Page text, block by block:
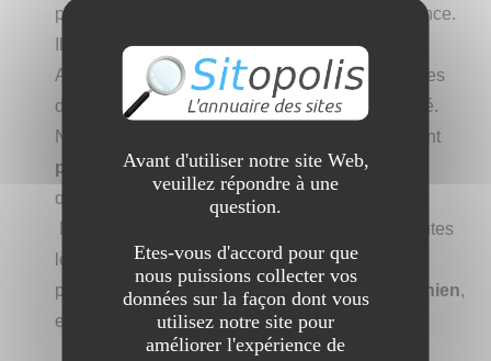
promet de vous servir avec respect et bienveillance.
Il est extrêmement facile de nous joindre.
Avec bonchiot.com, finies les mauvaises surprises
d'accessoires mal ajustés et de mauvaise qualité.
Nos produits rendront vos balades agréables, tant
pour
le propriétaire que pourson compagnon à
quatre pattes.
Nous sommes fiers de notre aptitude à gérer toutes
les commandes avec attention et célérité. Notre
priorité,c'est le bien-être et la sécurité de votre
chien,
en tout temps et en tout lieu.
Avant d'utiliser notre site Web,
veuillez répondre à une
question.
Etes-vous d'accord pour que
nous puissions collecter vos
données sur la façon dont vous
utilisez notre site pour
améliorer l'expérience de